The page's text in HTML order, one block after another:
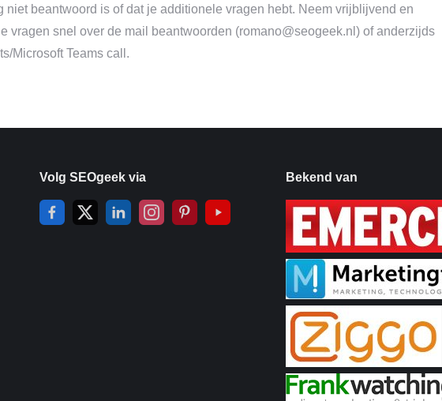
niet beantwoord is of dat je additionele vragen hebt. Neem vrijblijvend en
vragen snel over de mail beantwoorden (romano@seogeek.nl ) of anderzijds
Microsoft Teams call.
Volg SEOgeek via Bekend van